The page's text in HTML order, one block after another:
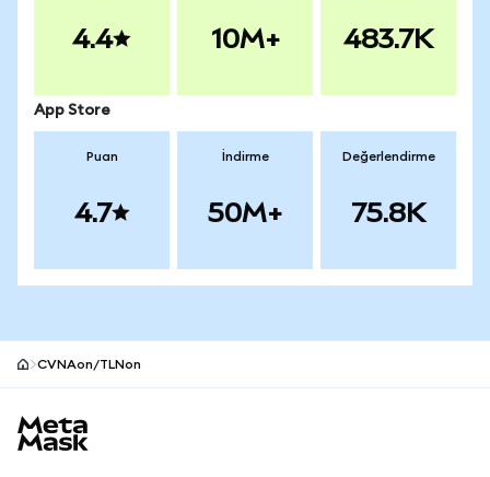
4.4 10M+ 483.7K
App Store
Puan
4.7
İndirme
50M+
Değerlendirme
75.8K
CVNAon/TLNon